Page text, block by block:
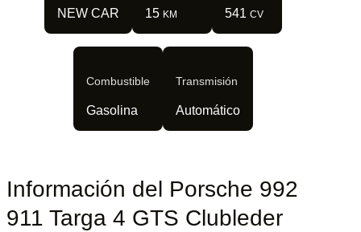
NEW CAR 15 KM 541 CV
Combustible
Gasolina
Transmisión
Automático
Información del Porsche 992
911 Targa 4 GTS Clubleder